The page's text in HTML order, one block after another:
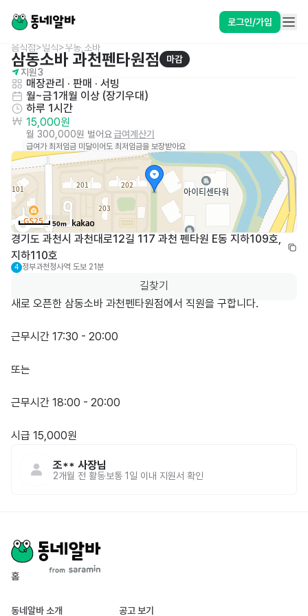
로그인/가입
음식점>일식>우동,소바
삼동소바 과천펜타원점
마감
지원3
매장관리 · 판매 · 서빙
월~금1개월 이상 (장기우대)
하루 1시간
15,000원
월 300,000원 벌어요급여계산기
급여가 최저임금 미달이어도 최저임금을 보장받아요
50m
경기도 과천시 과천대로12길 117 과천 펜타원 E동 지하109호,
지하110호
4 정부과천청사역 도보 21분
길찾기
새로 오픈한 삼동소바 과천펜타원점에서 직원을 구합니다.
근무시간 17:30 - 20:00
또는
근무시간 18:00 - 20:00
시급 15,000원
조** 사장님
2개월 전 활동보통 1일 이내 지원서 확인
홈
동네알바 소개 공고 보기